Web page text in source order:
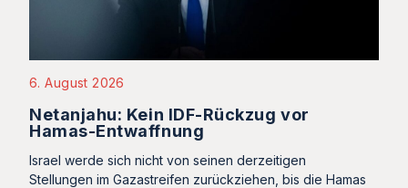
6. August 2026
Netanjahu: Kein IDF-Rückzug vor
Hamas-Entwaffnung
Israel werde sich nicht von seinen derzeitigen
Stellungen im Gazastreifen zurückziehen, bis die Hamas